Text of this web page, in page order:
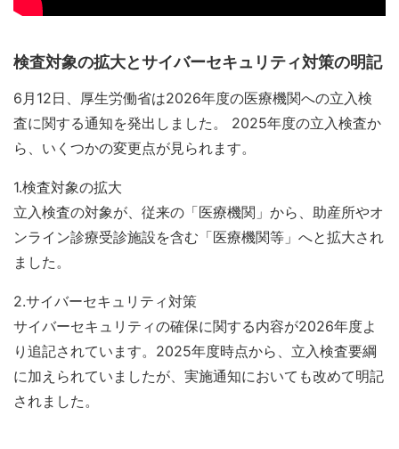
検査対象の拡大とサイバーセキュリティ対策の明記
6月12日、厚生労働省は2026年度の医療機関への立入検
査に関する通知を発出しました。 2025年度の立入検査か
ら、いくつかの変更点が見られます。
1.検査対象の拡大
立入検査の対象が、従来の「医療機関」から、助産所やオ
ンライン診療受診施設を含む「医療機関等」へと拡大され
ました。
2.サイバーセキュリティ対策
サイバーセキュリティの確保に関する内容が2026年度よ
り追記されています。2025年度時点から、立入検査要綱
に加えられていましたが、実施通知においても改めて明記
されました。